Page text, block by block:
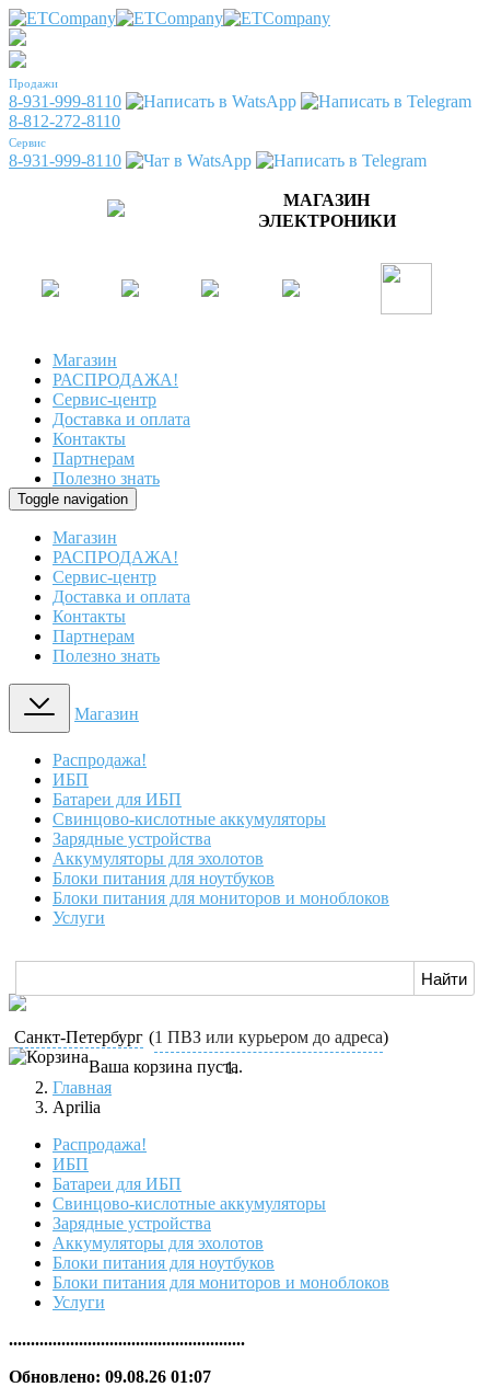
Продажи
8-931-999-8110
8-812-272-8110
Сервис
8-931-999-8110
МАГАЗИН
ЭЛЕКТРОНИКИ
Магазин
РАСПРОДАЖА!
Сервис-центр
Доставка и оплата
Контакты
Партнерам
Полезно знать
Toggle navigation
Магазин
РАСПРОДАЖА!
Сервис-центр
Доставка и оплата
Контакты
Партнерам
Полезно знать
Магазин
Распродажа!
ИБП
Батареи для ИБП
Свинцово-кислотные аккумуляторы
Зарядные устройства
Аккумуляторы для эхолотов
Блоки питания для ноутбуков
Блоки питания для мониторов и моноблоков
Услуги
Санкт-Петербург (1 ПВЗ или курьером до адреса)
Ваша корзина пуста.
Главная
Aprilia
Распродажа!
ИБП
Батареи для ИБП
Свинцово-кислотные аккумуляторы
Зарядные устройства
Аккумуляторы для эхолотов
Блоки питания для ноутбуков
Блоки питания для мониторов и моноблоков
Услуги
......................................................
Обновлено: 09.08.26 01:07